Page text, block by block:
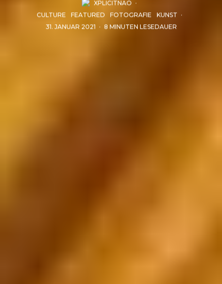
XPLICITNAO ·
CULTURE
FEATURED FOTOGRAFIE KUNST ·
31. JANUAR 2021 · 8 MINUTEN LESEDAUER